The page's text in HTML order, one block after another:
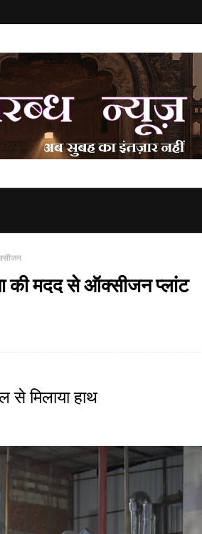
मदद से ऑक्सीजन प्लांट
मिलाया हाथ